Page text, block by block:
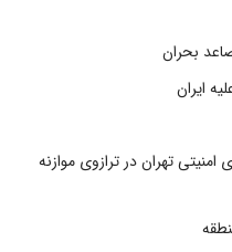
بحران
ایران
تهران در ترازوی موازنه